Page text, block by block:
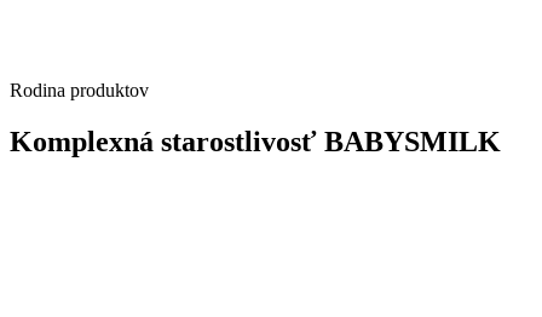
Rodina produktov
Komplexná starostlivosť BABYSMILK